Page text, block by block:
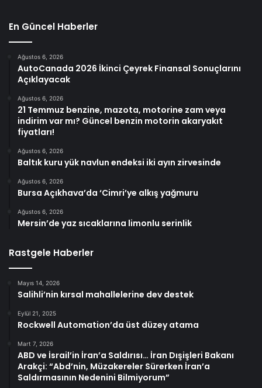
En Güncel Haberler
Ağustos 6, 2026
AutoCanada 2026 İkinci Çeyrek Finansal Sonuçlarını
Açıklayacak
Ağustos 6, 2026
21 Temmuz benzine, mazota, motorine zam veya
indirim var mı? Güncel benzin motorin akaryakıt
fiyatları!
Ağustos 6, 2026
Baltık kuru yük navlun endeksi iki ayın zirvesinde
Ağustos 6, 2026
Bursa Açıkhava’da ‘Cimri’ye alkış yağmuru
Ağustos 6, 2026
Mersin’de yaz sıcaklarına limonlu serinlik
Rastgele Haberler
Mayıs 14, 2026
Salihli’nin kırsal mahallelerine dev destek
Eylül 21, 2025
Rockwell Automation’da üst düzey atama
Mart 7, 2026
ABD ve İsrail’in İran’a Saldırısı… İran Dışişleri Bakanı
Arakçi: “Abd’nin, Müzakereler Sürerken İran’a
Saldırmasının Nedenini Bilmiyorum”